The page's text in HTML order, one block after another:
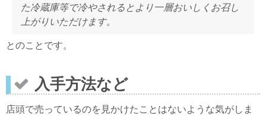
た冷蔵庫等で冷やされるとより一層おいしくお召し
上がりいただけます。
とのことです。
入手方法など
店頭で売っているのを見かけたことはないような気がしま